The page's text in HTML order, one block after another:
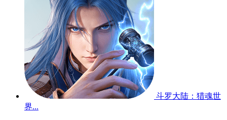
斗罗大陆：猎魂世
界...